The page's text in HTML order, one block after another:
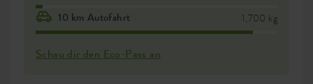
10 km Autofahrt 1,700 kg
Schau dir den Eco-Pass an